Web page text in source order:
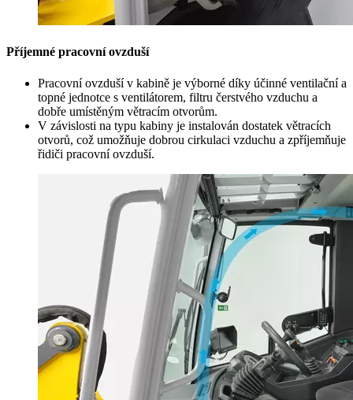
Příjemné pracovní ovzduší
Pracovní ovzduší v kabině je výborné díky účinné ventilační a
topné jednotce s ventilátorem, filtru čerstvého vzduchu a
dobře umístěným větracím otvorům.
V závislosti na typu kabiny je instalován dostatek větracích
otvorů, což umožňuje dobrou cirkulaci vzduchu a zpříjemňuje
řidiči pracovní ovzduší.